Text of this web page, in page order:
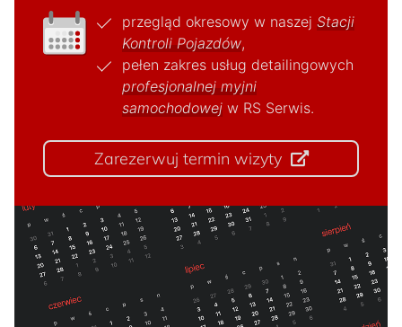
przegląd okresowy w naszej Stacji
Kontroli Pojazdów,
pełen zakres usług detailingowych
profesjonalnej myjni
samochodowej w RS Serwis.
Zarezerwuj termin wizyty